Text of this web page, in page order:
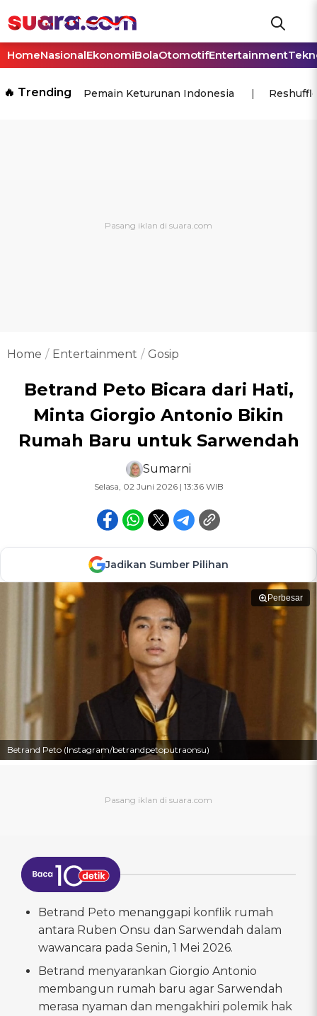
HomeNasionalEkonomiBolaOtomotifEntertainment
🔥 Trending Pemain Keturunan Indonesia
Home Entertainment Gosip
Betrand Peto Bicara dari Hati,
Minta Giorgio Antonio Bikin
Rumah Baru untuk Sarwendah
Sumarni
Selasa, 02 Juni 2026 | 13:36 WIB
Jadikan Sumber Pilihan
Perbesar
Betrand Peto (Instagram/betrandpetoputraonsu)
Betrand Peto menanggapi konflik rumah
antara Ruben Onsu dan Sarwendah dalam
wawancara pada Senin, 1 Mei 2026.
Betrand menyarankan Giorgio Antonio
membangun rumah baru agar Sarwendah
merasa nyaman dan mengakhiri polemik hak